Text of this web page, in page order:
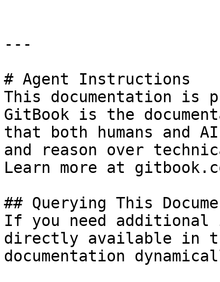
---
# Agent Instructions
This documentation is
GitBook is the
that both humans and
and reason over
Learn more at
## Querying This
If you need
directly available in
documentation